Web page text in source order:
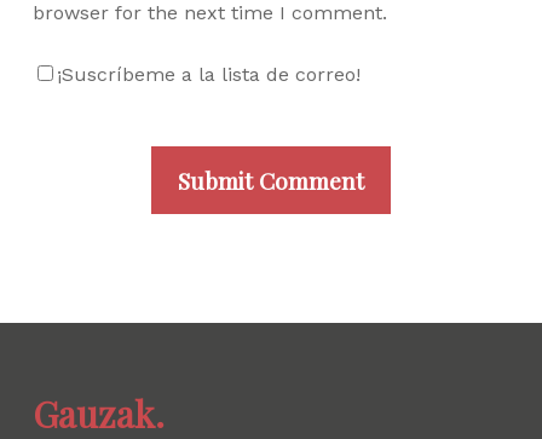
browser for the next time I comment.
¡Suscríbeme a la lista de correo!
Gauzak.